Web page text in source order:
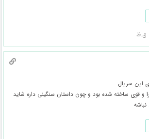
این سریال
و قوی ساخته شده بود و چون داستان سنگینی داره شاید